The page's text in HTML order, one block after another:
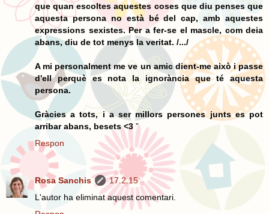
que quan escoltes aquestes coses que diu penses que
aquesta persona no està bé del cap, amb aquestes
expressions sexistes. Per a fer-se el mascle, com deia
abans, diu de tot menys la veritat. /.../
A mi personalment me ve un amic dient-me això i passe
d'ell perquè es nota la ignorància que té aquesta
persona.
Gràcies a tots, i a ser millors persones junts es pot
arribar abans, besets <3 ”
Respon
Rosa Sanchis
17.2.15
L'autor ha eliminat aquest comentari.